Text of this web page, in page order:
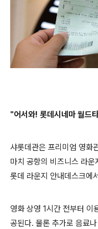
"어서와! 롯데시네마 월드
샤롯데관은 프리미엄 영화
마치 공항의 비즈니스 라
롯데 라운지 안내데스크에
영화 상영 1시간 전부터 이
공된다. 물론 추가로 음료